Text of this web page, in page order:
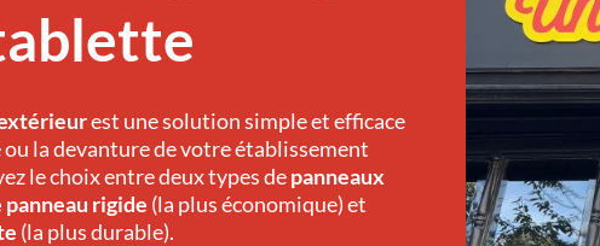
est une solution simple et efficace
la devanture de votre établissement
le choix entre deux types depanneaux
panneau rigide (la plus économique) et
(la plus durable).